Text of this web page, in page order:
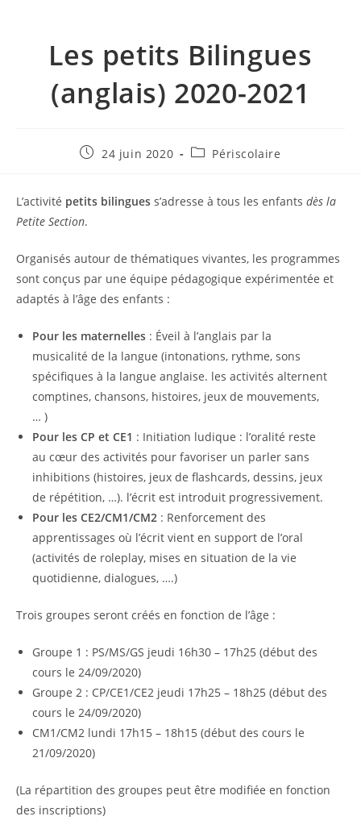
Les petits Bilingues
(anglais) 2020-2021
Publication
24 juin 2020
PostPériscolaire
L’activité petits bilingues s’adresse à tous les enfants dès la
Petite Section.
Organisés autour de thématiques vivantes, les programmes
sont conçus par une équipe pédagogique expérimentée et
adaptés à l’âge des enfants :
Pour les maternelles : Éveil à l’anglais par la
musicalité de la langue (intonations, rythme, sons
spécifiques à la langue anglaise. les activités alternent
comptines, chansons, histoires, jeux de mouvements,
… )
Pour les CP et CE1 : Initiation ludique : l’oralité reste
au cœur des activités pour favoriser un parler sans
inhibitions (histoires, jeux de flashcards, dessins, jeux
de répétition, …). l’écrit est introduit progressivement.
Pour les CE2/CM1/CM2 : Renforcement des
apprentissages où l’écrit vient en support de l’oral
(activités de roleplay, mises en situation de la vie
quotidienne, dialogues, ….)
Trois groupes seront créés en fonction de l’âge :
Groupe 1 : PS/MS/GS jeudi 16h30 – 17h25 (début des
cours le 24/09/2020)
Groupe 2 : CP/CE1/CE2 jeudi 17h25 – 18h25 (début des
cours le 24/09/2020)
CM1/CM2 lundi 17h15 – 18h15 (début des cours le
21/09/2020)
(La répartition des groupes peut être modifiée en fonction
des inscriptions)